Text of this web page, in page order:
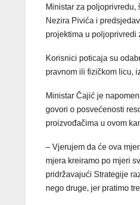
Ministar za
Nezira Pivića i
projektima u poljoprivredi
Korisnici poticaja su
pravnom ili fizičkom licu,
Ministar Čajić je
govori o posvećenosti
proizvođačima u ovom
– Vjerujem da će ova
mjera kreiramo po mjeri
pridržavajući Strategije
nego druge, jer pratimo